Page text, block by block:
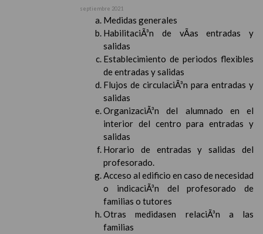
septiembre 2021
Medidas generales
HabilitaciÃ³n de vÃ­as entradas y
salidas
Establecimiento de periodos flexibles
de entradas y salidas
Flujos de circulaciÃ³n para entradas y
salidas
OrganizaciÃ³n del alumnado en el
interior del centro para entradas y
salidas
Horario de entradas y salidas del
profesorado.
Acceso al edificio en caso de necesidad
o indicaciÃ³n del profesorado de
familias o tutores
Otras medidasen relaciÃ³n a las
familias